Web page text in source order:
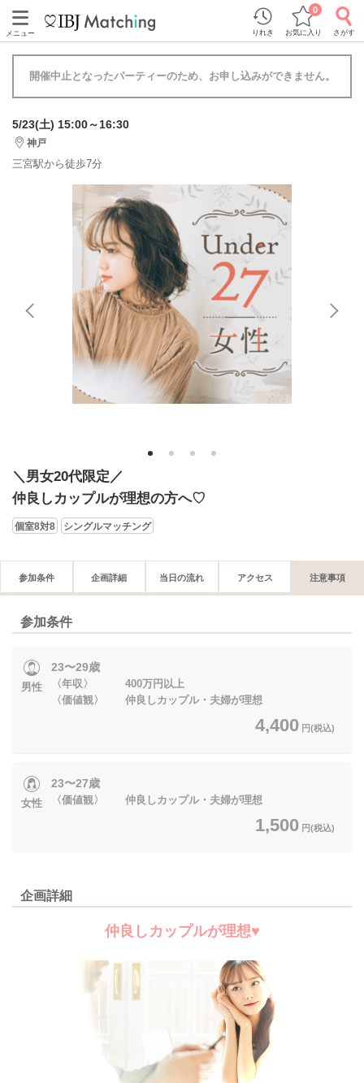
メニュー りれき お気に入り
0
さがす
開催中止となったパーティーのため、お申し込みができません。
5/23(土) 15:00～16:30
神戸
三宮駅から徒歩7分
1 2 3 4
＼男女20代限定／
仲良しカップルが理想の方へ♡
個室8対8 シングルマッチング
参加条件 企画詳細 当日の流れ アクセス 注意事項
参加条件
男性
23〜29歳
〈年収〉 400万円以上
〈価値観〉 仲良しカップル・夫婦が理想
4,400 円(税込)
女性
23〜27歳
〈価値観〉 仲良しカップル・夫婦が理想
1,500 円(税込)
企画詳細
仲良しカップルが理想♥